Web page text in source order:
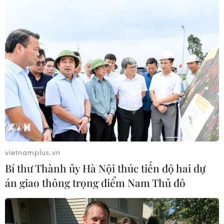
Hiệp hội tập hợp các tổ chức, doanh nghiệp và
cá nhân làm công tác sản xuất phim, nhà đầu
tư, xúc tiến phát triển điện ảnh Việt Nam; tổ
chức, cá nhân có xu hướng hỗ trợ cho các hoạt
động đầu tư sản xuất, liên doanh.
Đặc biệt, hiệp hội liên kết với các nhà làm phim
trong nước, quốc tế, phát triển nội lực điện ảnh
Việt, mở rộng thị trường, quảng bá thương hiệu
điện ảnh chất lượng cao, mở rộng hợp tác quốc
tế điện ảnh, quảng bá du lịch...
hội xúc tiến phát triển Điện ảnh Việt Nam, đề ra
vietnamplus.vn
Bí thư Thành ủy Hà Nội thúc tiến độ hai dự
án giao thông trọng điểm Nam Thủ đô